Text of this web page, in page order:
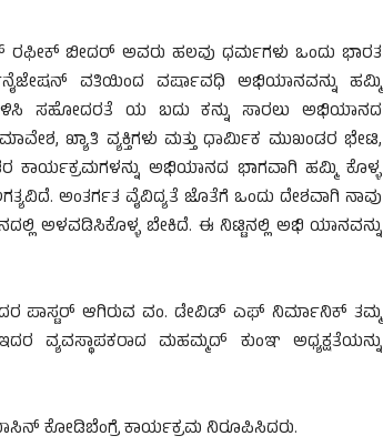
ರಫೀಕ್ ಬೀದರ್ ಅವರು ಹಲವು ಧರ್ಮಗಳು ಒಂದು ಭಾರತ
ವತಿಯಿಂದ ವರ್ಷಾವಧಿ ಅಭಿಯಾನವನ್ನು ಹಮ್ಮಿ
ಸಹೋದರತೆ ಯ ಬದು ಕನ್ನು ಸಾರಲು ಅಭಿಯಾನದ
ಖ್ಯಾತಿ ವ್ಯಕ್ತಿಗಳು ಮತ್ತು ಧಾರ್ಮಿಕ ಮುಖಂಡರ ಭೇಟಿ,
ಕಾರ್ಯಕ್ರಮಗಳನ್ನು ಅಭಿಯಾನದ ಭಾಗವಾಗಿ ಹಮ್ಮಿ ಕೊಳ್ಳ
ಅಂತರ್ಗತ ವೈವಿದ್ಯತೆ ಜೊತೆಗೆ ಒಂದು ದೇಶವಾಗಿ ನಾವು
ಅಳವಡಿಸಿಕೊಳ್ಳ ಬೇಕಿದೆ. ಈ ನಿಟ್ಟಿನಲ್ಲಿ ಅಭಿ ಯಾನವನ್ನು
ಪಾಸ್ಟರ್ ಆಗಿರುವ ವಂ. ಡೇವಿಡ್ ಎಫ್ ನಿರ್ಮಾನಿಕ್ ತಮ್ಮ
ವ್ಯವಸ್ಥಾಪಕರಾದ ಮಹಮ್ಮದ್ ಕುಂಞ ಅಧ್ಯಕ್ಷತೆಯನ್ನು
ಕೋಡಿಬೆಂಗ್ರೆ ಕಾರ್ಯಕ್ರಮ ನಿರೂಪಿಸಿದರು.